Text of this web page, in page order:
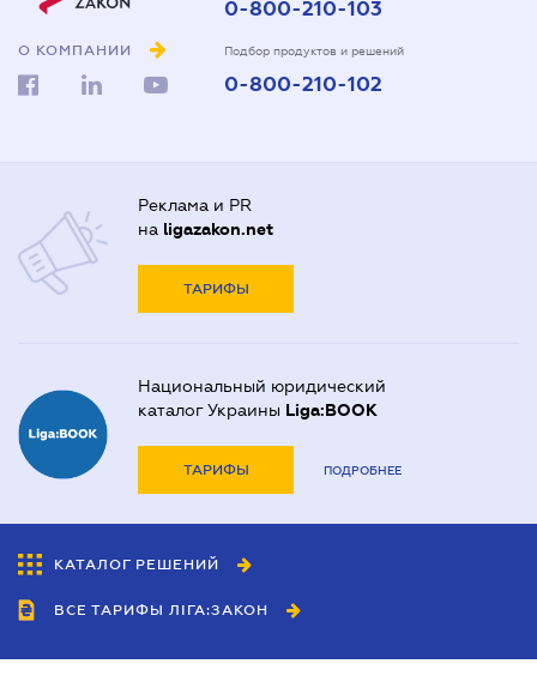
О КОМПАНИИ
0-800-210-103
Подбор продуктов и решений
0-800-210-102
Реклама и PR
на ligazakon.net
ТАРИФЫ
Национальный юридический
каталог Украины Liga:BOOK
ТАРИФЫ ПОДРОБНЕЕ
КАТАЛОГ РЕШЕНИЙ
ВСЕ ТАРИФЫ ЛІГА:ЗАКОН